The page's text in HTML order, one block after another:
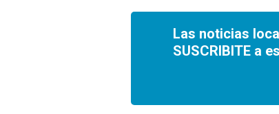
Las noticias
SUSCRIBITE a